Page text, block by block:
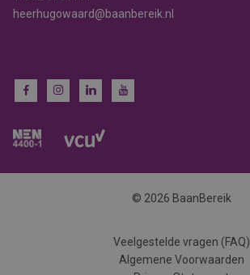
heerhugowaard@baanbereik.nl
© 2026 BaanBereik
Veelgestelde vragen (FAQ)
Algemene Voorwaarden